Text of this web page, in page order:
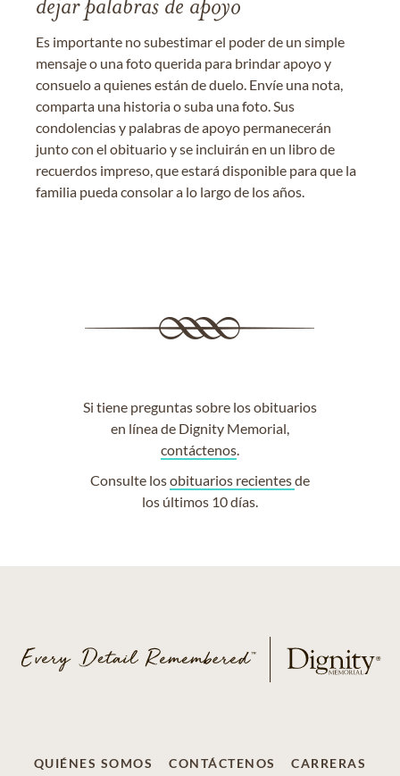
dejar palabras de apoyo
Es importante no subestimar el poder de un simple
mensaje o una foto querida para brindar apoyo y
consuelo a quienes están de duelo. Envíe una nota,
comparta una historia o suba una foto. Sus
condolencias y palabras de apoyo permanecerán
junto con el obituario y se incluirán en un libro de
recuerdos impreso, que estará disponible para que la
familia pueda consolar a lo largo de los años.
Si tiene preguntas sobre los obituarios
en línea de Dignity Memorial,
contáctenos.
Consulte losobituarios recientesde
los últimos 10 días.
QUIÉNES SOMOS CONTÁCTENOS
CARRERAS